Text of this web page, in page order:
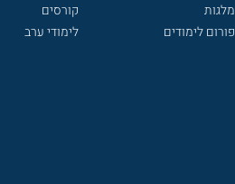
מלגות
פורום לימודים
קורסים
לימודי ערב